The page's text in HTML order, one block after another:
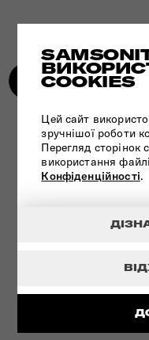
COOKIES
Цей сайт
зручнішої роботи
Перегляд сторінок
використання
Конфіденційності.
УНІКАЛЬНА